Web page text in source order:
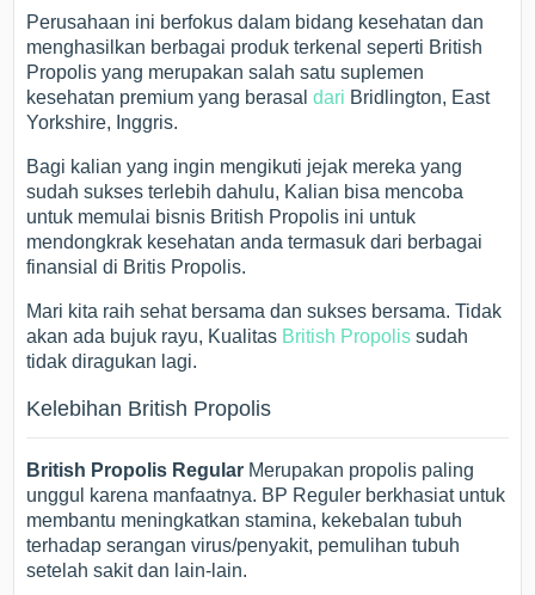
Perusahaan ini berfokus dalam bidang kesehatan dan
menghasilkan berbagai produk terkenal seperti British
Propolis yang merupakan salah satu suplemen
kesehatan premium yang berasaldari Bridlington, East
Yorkshire, Inggris.
Bagi kalian yang ingin mengikuti jejak mereka yang
sudah sukses terlebih dahulu, Kalian bisa mencoba
untuk memulai bisnis British Propolis ini untuk
mendongkrak kesehatan anda termasuk dari berbagai
finansial di Britis Propolis.
Mari kita raih sehat bersama dan sukses bersama. Tidak
akan ada bujuk rayu, Kualitas British Propolis sudah
tidak diragukan lagi.
Kelebihan British Propolis
British Propolis Regular Merupakan propolis paling
unggul karena manfaatnya. BP Reguler berkhasiat untuk
membantu meningkatkan stamina, kekebalan tubuh
terhadap serangan virus/penyakit, pemulihan tubuh
setelah sakit dan lain-lain.